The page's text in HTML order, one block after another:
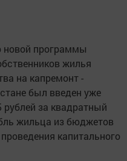
новой программы
жилья
на капремонт -
был введен уже
рублей за квадратный
жильца из бюджетов
капитального